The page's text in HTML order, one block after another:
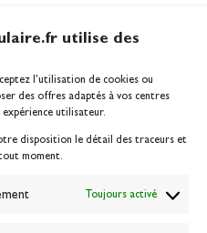
utilise des
l’utilisation de cookies ou
des offres adaptés à vos centres
utilisateur.
disposition le détail des traceurs et
moment.
Toujours activé
média